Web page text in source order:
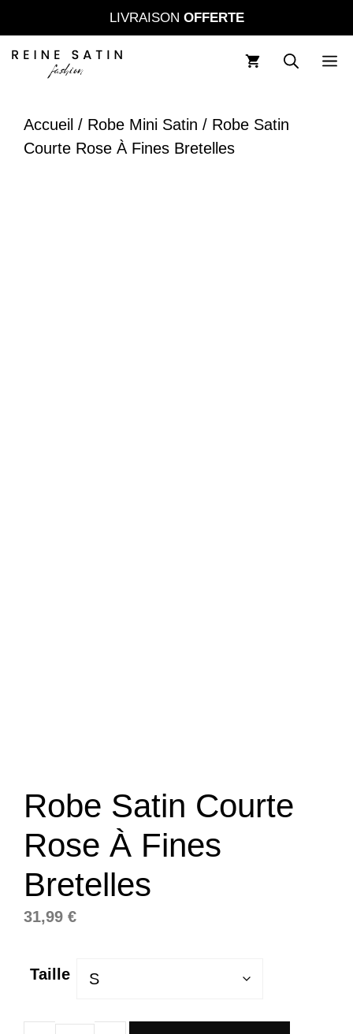
au
contenu
LIVRAISON OFFERTE
Accueil / Robe Mini Satin / Robe Satin
Courte Rose À Fines Bretelles
Robe Satin Courte
Rose À Fines
Bretelles
31,99 €
Taille